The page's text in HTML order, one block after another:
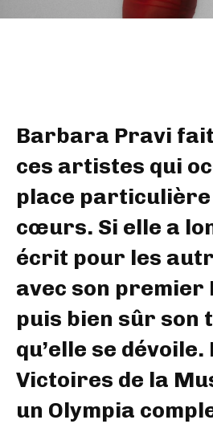
Barbara Pravi
ces artistes qui
place particulière
cœurs. Si elle a
écrit pour les
avec son premier
puis bien sûr son
qu’elle se
Victoires de la
un Olympia